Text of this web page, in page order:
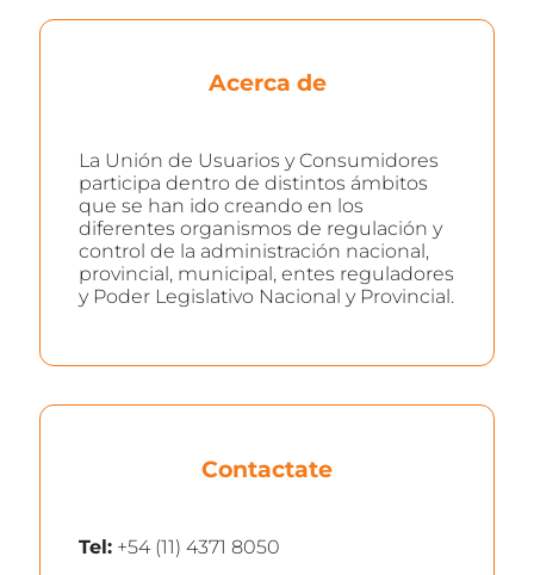
Acerca de
La Unión de Usuarios y Consumidores
participa dentro de distintos ámbitos
que se han ido creando en los
diferentes organismos de regulación y
control de la administración nacional,
provincial, municipal, entes reguladores
y Poder Legislativo Nacional y Provincial.
Contactate
Tel: +54 (11) 4371 8050